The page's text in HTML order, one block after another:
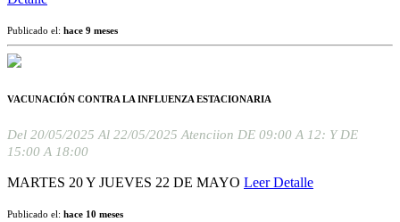
Publicado el: hace 9 meses
VACUNACIÓN CONTRA LA INFLUENZA ESTACIONARIA
Del 20/05/2025 Al 22/05/2025 Atenciion DE 09:00 A 12: Y DE
15:00 A 18:00
MARTES 20 Y JUEVES 22 DE MAYO Leer Detalle
Publicado el: hace 10 meses